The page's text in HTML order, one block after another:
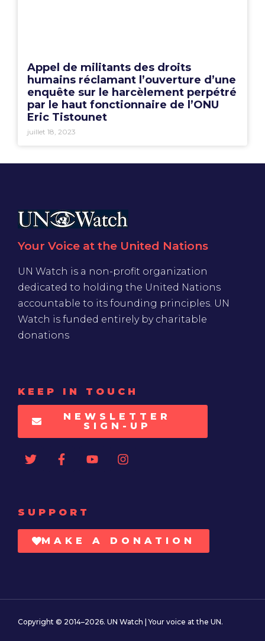
Appel de militants des droits
humains réclamant l’ouverture d’une
enquête sur le harcèlement perpétré
par le haut fonctionnaire de l’ONU
Eric Tistounet
juillet 18, 2023
Your Voice at the United Nations
UN Watch is a non-profit organization
dedicated to holding the United Nations
accountable to its founding principles. UN
Watch is funded entirely by charitable
donations
KEEP IN TOUCH
NEWSLETTER
SIGN-UP
SUPPORT
MAKE A DONATION
Copyright © 2014–2026. UN Watch | Your voice at the UN.